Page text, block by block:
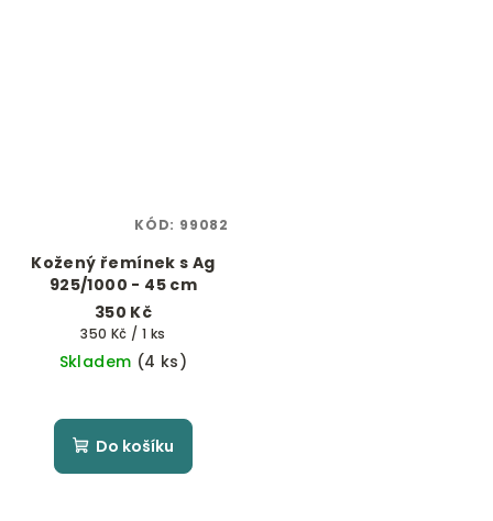
Kožený řemínek s Ag
925/1000 - 45 cm
350 Kč
Měrná
cena:
350 Kč / 1 ks
Skladem (4 ks)
Do košíku
KÓD: 99082